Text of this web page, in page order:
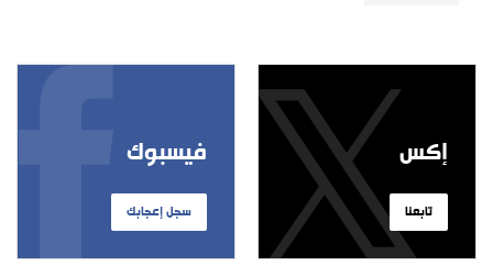
فيسبوك
سجل إعجابك
إكس
تابعنا